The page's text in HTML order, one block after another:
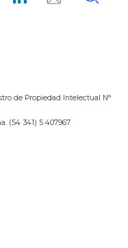
de Propiedad Intelectual N°
(54 341) 5 407967